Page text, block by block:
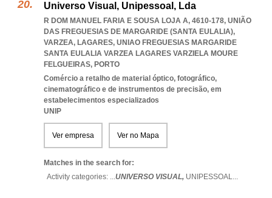
Universo Visual, Unipessoal, Lda
R DOM MANUEL FARIA E SOUSA LOJA A, 4610-178, UNIÃO
DAS FREGUESIAS DE MARGARIDE (SANTA EULALIA),
VARZEA, LAGARES, UNIAO FREGUESIAS MARGARIDE
SANTA EULALIA VARZEA LAGARES VARZIELA MOURE
FELGUEIRAS, PORTO
Comércio a retalho de material óptico, fotográfico,
cinematográfico e de instrumentos de precisão, em
estabelecimentos especializados
UNIP
Ver empresa Ver no Mapa
Matches in the search for:
Activity categories: ...UNIVERSO VISUAL, UNIPESSOAL...